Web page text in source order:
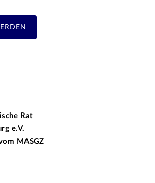
Rat
e.V.
MASGZ